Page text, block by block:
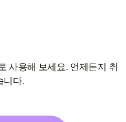
사용해 보세요. 언제든지 취
니다.